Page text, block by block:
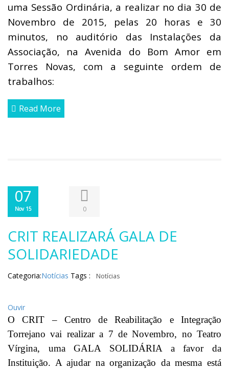
uma Sessão Ordinária, a realizar no dia 30 de
Novembro de 2015, pelas 20 horas e 30
minutos, no auditório das Instalações da
Associação, na Avenida do Bom Amor em
Torres Novas, com a seguinte ordem de
trabalhos:
Read More
07
Nov 15 0
CRIT REALIZARÁ GALA DE
SOLIDARIEDADE
Categoria:Notícias Tags : Notícias
Ouvir
O CRIT – Centro de Reabilitação e Integração
Torrejano vai realizar a 7 de Novembro, no Teatro
Vírgina, uma GALA SOLIDÁRIA a favor da
Instituição. A ajudar na organização da mesma está